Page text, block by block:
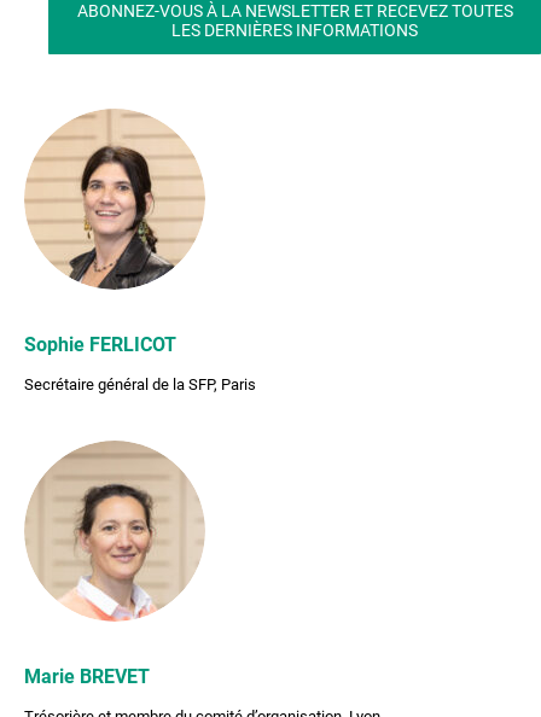
ABONNEZ-VOUS À LA NEWSLETTER ET RECEVEZ TOUTES
LES DERNIÈRES INFORMATIONS
Sophie FERLICOT
Secrétaire général de la SFP, Paris
Marie BREVET